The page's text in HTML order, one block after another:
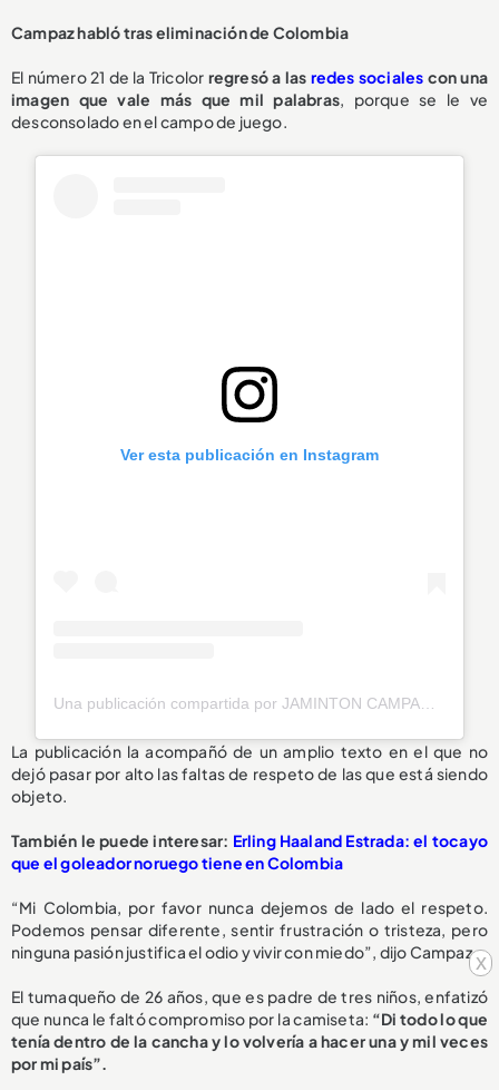
x
Campaz habló tras eliminación de Colombia
El número 21 de la Tricolor regresó a las redes sociales con una
imagen que vale más que mil palabras, porque se le ve
desconsolado en el campo de juego.
Ver esta publicación en Instagram
La publicación la acompañó de un amplio texto en el que no
dejó pasar por alto las faltas de respeto de las que está siendo
objeto.
También le puede interesar: Erling Haaland Estrada: el tocayo
que el goleador noruego tiene en Colombia
“Mi Colombia, por favor nunca dejemos de lado el respeto.
Podemos pensar diferente, sentir frustración o tristeza, pero
ninguna pasión justifica el odio y vivir con miedo”, dijo Campaz.
El tumaqueño de 26 años, que es padre de tres niños, enfatizó
que nunca le faltó compromiso por la camiseta: “Di todo lo que
tenía dentro de la cancha y lo volvería a hacer una y mil veces
por mi país”.